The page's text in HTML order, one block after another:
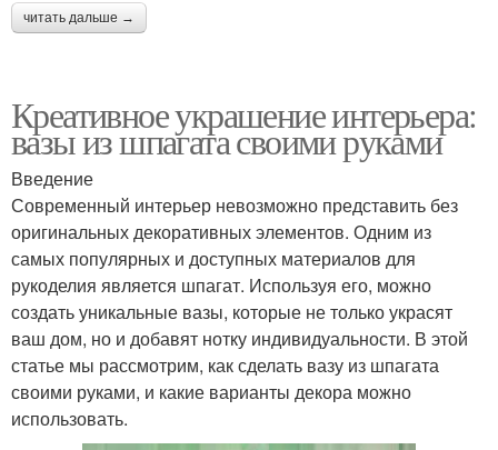
читать дальше →
Креативное украшение интерьера:
вазы из шпагата своими руками
Введение
Современный интерьер невозможно представить без
оригинальных декоративных элементов. Одним из
самых популярных и доступных материалов для
рукоделия является шпагат. Используя его, можно
создать уникальные вазы, которые не только украсят
ваш дом, но и добавят нотку индивидуальности. В этой
статье мы рассмотрим, как сделать вазу из шпагата
своими руками, и какие варианты декора можно
использовать.